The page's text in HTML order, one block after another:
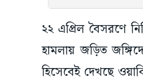
২২ এপ্রিল বৈসরণে
হামলায় জড়িত
হিসেবেই দেখছে